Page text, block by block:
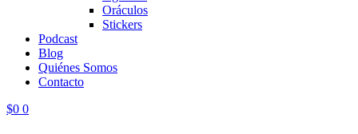
Oráculos
Stickers
Podcast
Blog
Quiénes Somos
Contacto
$0 0